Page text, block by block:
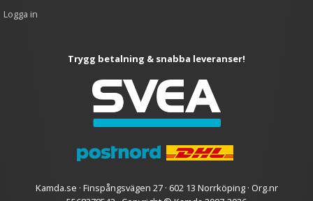
Logga in
Trygg betalning & snabba leveranser!
Kamda.se · Finspångsvägen 27 · 602 13 Norrköping · Org.nr